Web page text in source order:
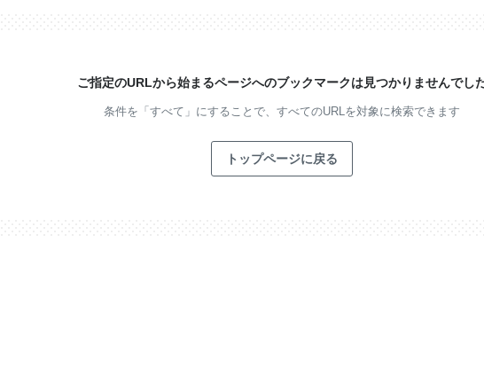
ご指定のURLから始まるページへのブックマークは見つかりませんでし
条件を「すべて」にすることで、 すべてのURLを対象に検索できます
トップページに戻る